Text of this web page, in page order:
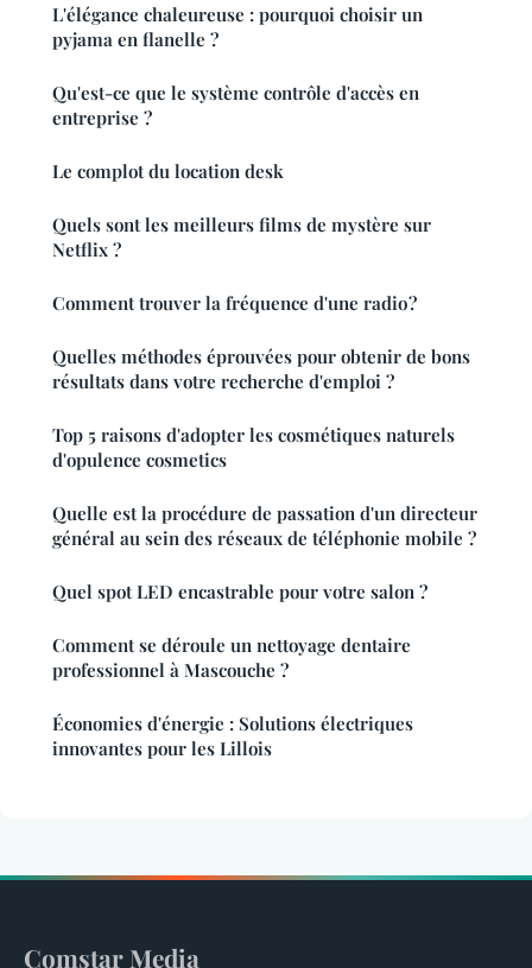
L'élégance chaleureuse : pourquoi choisir un
pyjama en flanelle ?
Qu'est-ce que le système contrôle d'accès en
entreprise ?
Le complot du location desk
Quels sont les meilleurs films de mystère sur
Netflix ?
Comment trouver la fréquence d'une radio ?
Quelles méthodes éprouvées pour obtenir de bons
résultats dans votre recherche d'emploi ?
Top 5 raisons d'adopter les cosmétiques naturels
d'opulence cosmetics
Quelle est la procédure de passation d'un directeur
général au sein des réseaux de téléphonie mobile ?
Quel spot LED encastrable pour votre salon ?
Comment se déroule un nettoyage dentaire
professionnel à Mascouche ?
Économies d'énergie : Solutions électriques
innovantes pour les Lillois
Comstar Media